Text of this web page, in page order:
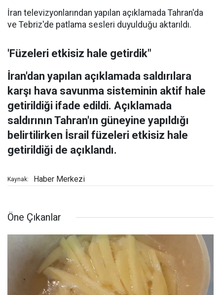
İran televizyonlarından yapılan açıklamada Tahran'da
ve Tebriz'de patlama sesleri duyulduğu aktarıldı.
'Füzeleri etkisiz hale getirdik"
İran'dan yapılan açıklamada saldırılara
karşı hava savunma sisteminin aktif hale
getirildiği ifade edildi. Açıklamada
saldırının Tahran'ın güneyine yapıldığı
belirtilirken İsrail füzeleri etkisiz hale
getirildiği de açıklandı.
Kaynak: Haber Merkezi
Öne Çıkanlar